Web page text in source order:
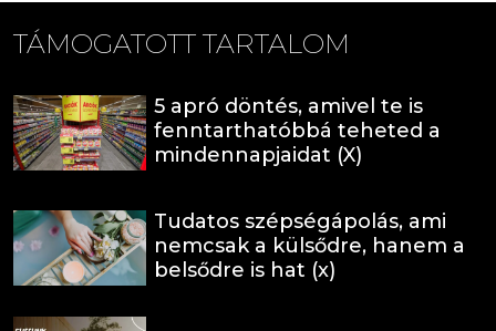
TÁMOGATOTT TARTALOM
5 apró döntés, amivel te is
fenntarthatóbbá teheted a
mindennapjaidat (X)
Tudatos szépségápolás, ami
nemcsak a külsődre, hanem a
belsődre is hat (x)